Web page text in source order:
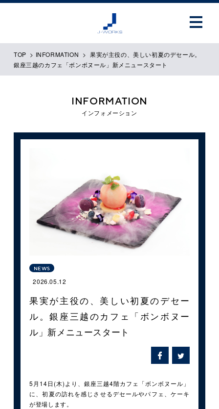
TOP > INFORMATION > 果実が主役の、美しい初夏のデセール。
銀座三越のカフェ「ボンボヌール」新メニュースタート
INFORMATION
インフォメーション
NEWS
2026.05.12
果実が主役の、美しい初夏のデセー
ル。銀座三越のカフェ「ボンボヌー
ル」新メニュースタート
5月14日(木)より、銀座三越4階カフェ「ボンボヌール」
に、初夏の訪れを感じさせるデセールやパフェ、ケーキ
が登場します。